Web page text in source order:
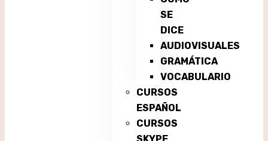
SE
DICE
AUDIOVISUALES
GRAMÁTICA
VOCABULARIO
CURSOS
ESPAÑOL
CURSOS